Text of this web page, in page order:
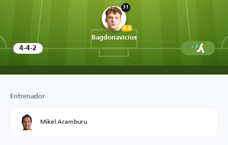
31
6.4
Bagdonavicius
4-4-2
Entrenador
Mikel Aramburu